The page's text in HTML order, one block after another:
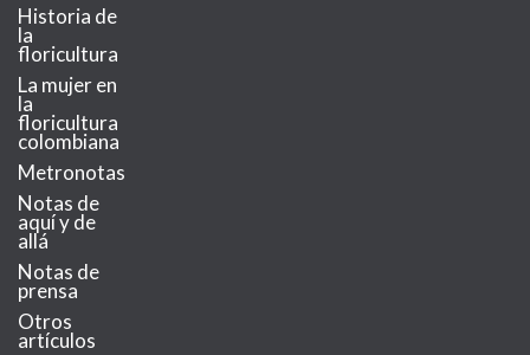
Historia de
la
floricultura
La mujer en
la
floricultura
colombiana
Metronotas
Notas de
aquí y de
allá
Notas de
prensa
Otros
artículos